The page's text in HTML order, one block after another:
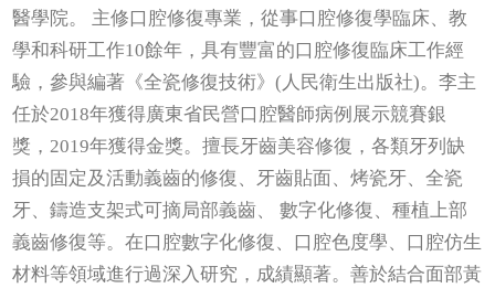
醫學院。 主修口腔修復專業，從事口腔修復學臨床、教
學和科研工作10餘年，具有豐富的口腔修復臨床工作經
驗，參與編著《全瓷修復技術》(人民衛生出版社)。李主
任於2018年獲得廣東省民營口腔醫師病例展示競賽銀
獎，2019年獲得金獎。擅長牙齒美容修復，各類牙列缺
損的固定及活動義齒的修復、牙齒貼面、烤瓷牙、全瓷
牙、鑄造支架式可摘局部義齒、 數字化修復、種植上部
義齒修復等。在口腔數字化修復、口腔色度學、口腔仿生
材料等領域進行過深入研究，成績顯著。善於結合面部黃